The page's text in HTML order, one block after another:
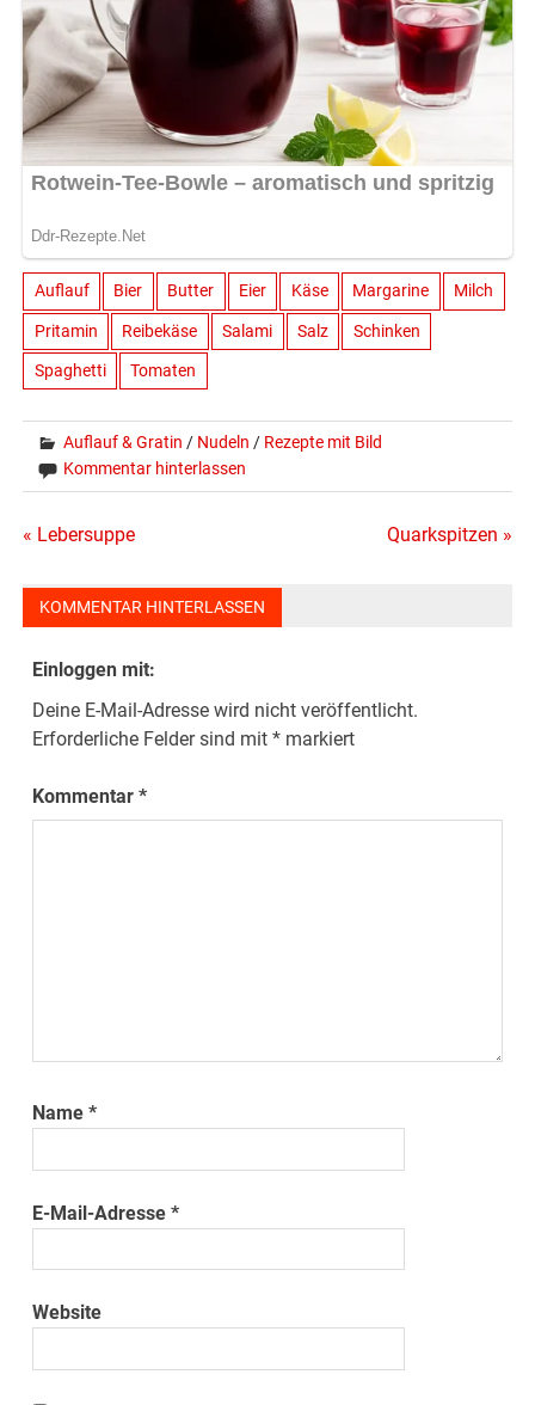
Auflauf Bier Butter Eier Käse Margarine Milch
Pritamin Reibekäse Salami Salz Schinken
Spaghetti Tomaten
Auflauf & Gratin / Nudeln / Rezepte mit Bild
Kommentar hinterlassen
Beitragsnavigation
« Lebersuppe Quarkspitzen »
KOMMENTAR HINTERLASSEN
Einloggen mit:
Deine E-Mail-Adresse wird nicht veröffentlicht.
Erforderliche Felder sind mit* markiert
Kommentar*
Name*
E-Mail-Adresse*
Website